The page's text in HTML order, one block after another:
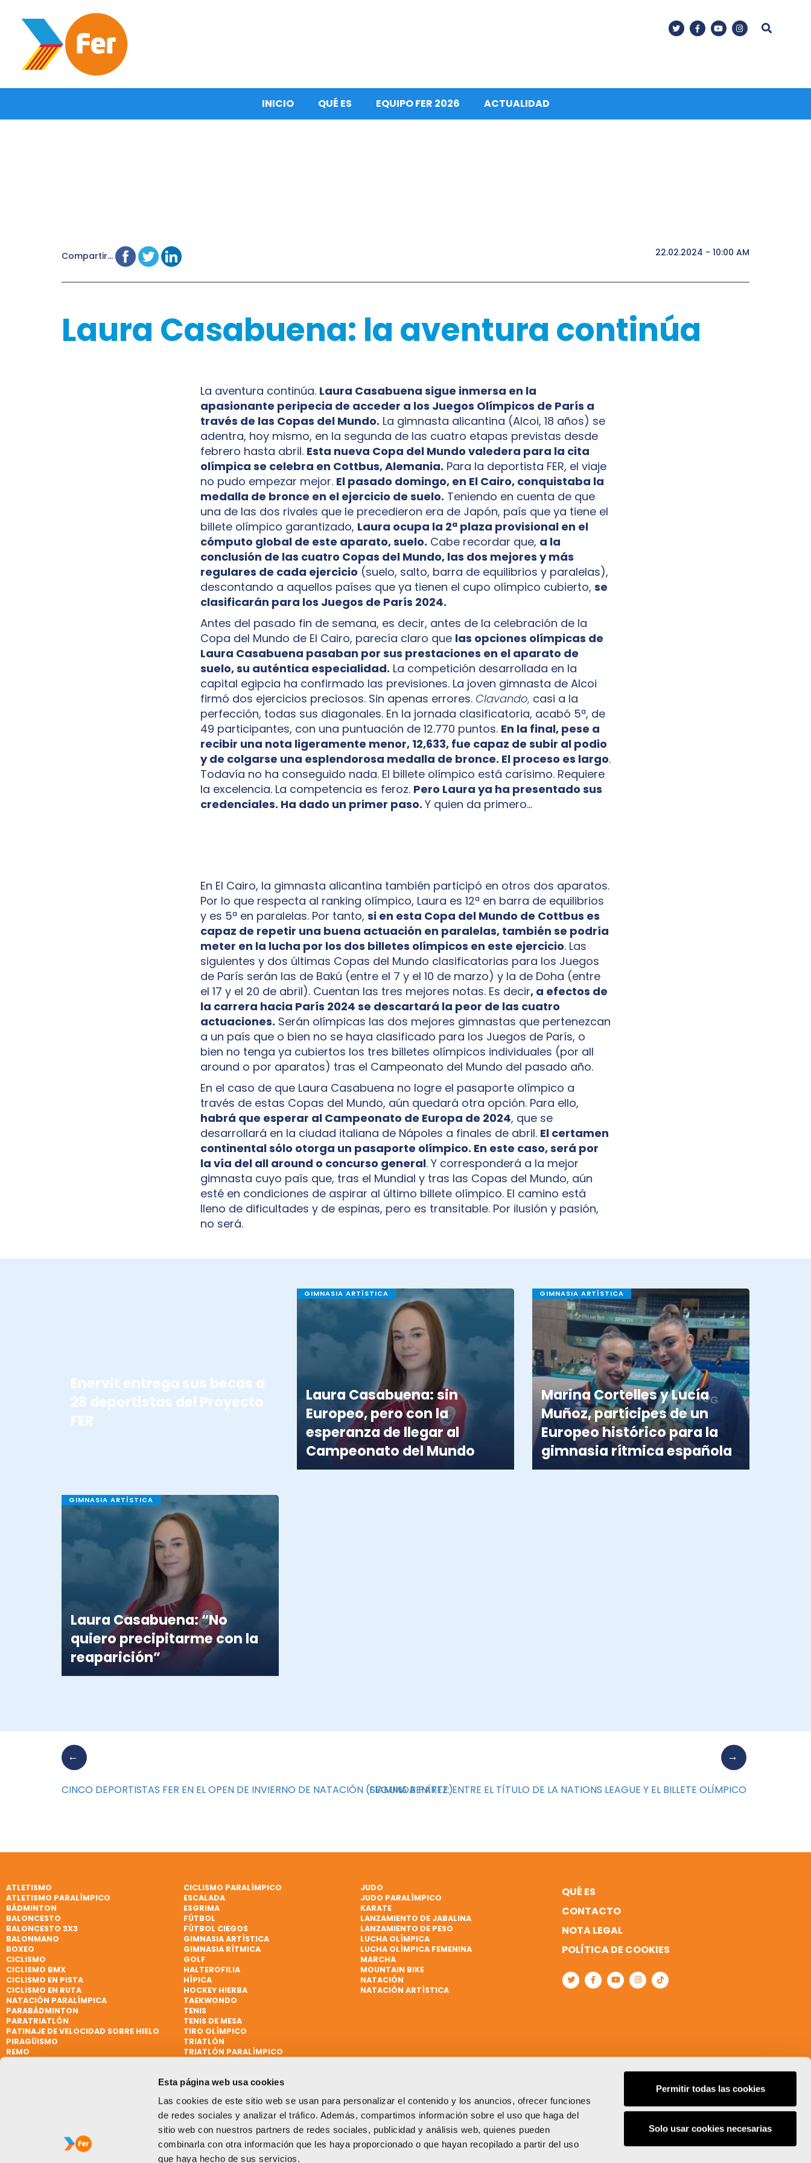
Esta página web usa cookies
Las cookies de este sitio web se usan para personalizar el contenido y los anuncios, ofrecer funciones
de redes sociales y analizar el tráfico. Además, compartimos información sobre el uso que haga del
sitio web con nuestros partners de redes sociales, publicidad y análisis web, quienes pueden
combinarla con otra información que les haya proporcionado o que hayan recopilado a partir del uso
que haya hecho de sus servicios.
Permitir todas las cookies
Solo usar cookies necesarias
INICIO QUÉ ES EQUIPO FER 2026 ACTUALIDAD
Compartir... 22.02.2024 - 10:00 AM
Laura Casabuena: la aventura continúa
La aventura continúa. Laura Casabuena sigue inmersa en la
apasionante peripecia de acceder a los Juegos Olímpicos de París a
través de las Copas del Mundo. La gimnasta alicantina (Alcoi, 18 años) se
adentra, hoy mismo, en la segunda de las cuatro etapas previstas desde
febrero hasta abril. Esta nueva Copa del Mundo valedera para la cita
olímpica se celebra en Cottbus, Alemania. Para la deportista FER, el viaje
no pudo empezar mejor. El pasado domingo, en El Cairo, conquistaba la
medalla de bronce en el ejercicio de suelo. Teniendo en cuenta de que
una de las dos rivales que le precedieron era de Japón, país que ya tiene el
billete olímpico garantizado, Laura ocupa la 2ª plaza provisional en el
cómputo global de este aparato, suelo. Cabe recordar que, a la
conclusión de las cuatro Copas del Mundo, las dos mejores y más
regulares de cada ejercicio (suelo, salto, barra de equilibrios y paralelas),
descontando a aquellos países que ya tienen el cupo olímpico cubierto, se
clasificarán para los Juegos de París 2024.
Antes del pasado fin de semana, es decir, antes de la celebración de la
Copa del Mundo de El Cairo, parecía claro que las opciones olímpicas de
Laura Casabuena pasaban por sus prestaciones en el aparato de
suelo, su auténtica especialidad. La competición desarrollada en la
capital egipcia ha confirmado las previsiones. La joven gimnasta de Alcoi
firmó dos ejercicios preciosos. Sin apenas errores. Clavando, casi a la
perfección, todas sus diagonales. En la jornada clasificatoria, acabó 5ª, de
49 participantes, con una puntuación de 12.770 puntos. En la final, pese a
recibir una nota ligeramente menor, 12,633, fue capaz de subir al podio
y de colgarse una esplendorosa medalla de bronce. El proceso es largo.
Todavía no ha conseguido nada. El billete olímpico está carísimo. Requiere
la excelencia. La competencia es feroz. Pero Laura ya ha presentado sus
credenciales. Ha dado un primer paso. Y quien da primero…
En El Cairo, la gimnasta alicantina también participó en otros dos aparatos.
Por lo que respecta al ranking olímpico, Laura es 12ª en barra de equilibrios
y es 5ª en paralelas. Por tanto, si en esta Copa del Mundo de Cottbus es
capaz de repetir una buena actuación en paralelas, también se podría
meter en la lucha por los dos billetes olímpicos en este ejercicio. Las
siguientes y dos últimas Copas del Mundo clasificatorias para los Juegos
de París serán las de Bakú (entre el 7 y el 10 de marzo) y la de Doha (entre
el 17 y el 20 de abril). Cuentan las tres mejores notas. Es decir, a efectos de
la carrera hacia París 2024 se descartará la peor de las cuatro
actuaciones. Serán olímpicas las dos mejores gimnastas que pertenezcan
a un país que o bien no se haya clasificado para los Juegos de París, o
bien no tenga ya cubiertos los tres billetes olímpicos individuales (por all
around o por aparatos) tras el Campeonato del Mundo del pasado año.
En el caso de que Laura Casabuena no logre el pasaporte olímpico a
través de estas Copas del Mundo, aún quedará otra opción. Para ello,
habrá que esperar al Campeonato de Europa de 2024, que se
desarrollará en la ciudad italiana de Nápoles a finales de abril. El certamen
continental sólo otorga un pasaporte olímpico. En este caso, será por
la vía del all around o concurso general. Y corresponderá a la mejor
gimnasta cuyo país que, tras el Mundial y tras las Copas del Mundo, aún
esté en condiciones de aspirar al último billete olímpico. El camino está
lleno de dificultades y de espinas, pero es transitable. Por ilusión y pasión,
no será.
Enervit entrega sus becas a
28 deportistas del Proyecto
FER
GIMNASIA ARTÍSTICA
Laura Casabuena: sin
Europeo, pero con la
esperanza de llegar al
Campeonato del Mundo
GIMNASIA ARTÍSTICA
Marina Cortelles y Lucía
Muñoz, partícipes de un
Europeo histórico para la
gimnasia rítmica española
GIMNASIA ARTÍSTICA
Laura Casabuena: “No
quiero precipitarme con la
reaparición”
CINCO DEPORTISTAS FER EN EL OPEN DE INVIERNO DE NATACIÓN (SEGUNDA PARTE)FIAMMA BENÍTEZ: ENTRE EL TÍTULO DE LA NATIONS LEAGUE Y EL BILLETE OLÍMPICO
ATLETISMO
ATLETISMO PARALÍMPICO
BÁDMINTON
BALONCESTO
BALONCESTO 3X3
BALONMANO
BOXEO
CICLISMO
CICLISMO BMX
CICLISMO EN PISTA
CICLISMO EN RUTA
CICLISMO PARALÍMPICO
ESCALADA
ESGRIMA
FÚTBOL
FÚTBOL CIEGOS
GIMNASIA ARTÍSTICA
GIMNASIA RÍTMICA
GOLF
HALTEROFILIA
HÍPICA
HOCKEY HIERBA
JUDO
JUDO PARALÍMPICO
KARATE
LANZAMIENTO DE JABALINA
LANZAMIENTO DE PESO
LUCHA OLÍMPICA
LUCHA OLÍMPICA FEMENINA
MARCHA
MOUNTAIN BIKE
NATACIÓN
NATACIÓN ARTÍSTICA
NATACIÓN PARALÍMPICA
PARABÁDMINTON
PARATRIATLÓN
PATINAJE DE VELOCIDAD SOBRE HIELO
PIRAGÜISMO
REMO
TAEKWONDO
TENIS
TENIS DE MESA
TIRO OLÍMPICO
TRIATLÓN
TRIATLÓN PARALÍMPICO
VELA PARALÍMPICA
WATERPOLO
QUÉ ES
CONTACTO
NOTA LEGAL
POLÍTICA DE COOKIES
Un proyecto impulsado por: